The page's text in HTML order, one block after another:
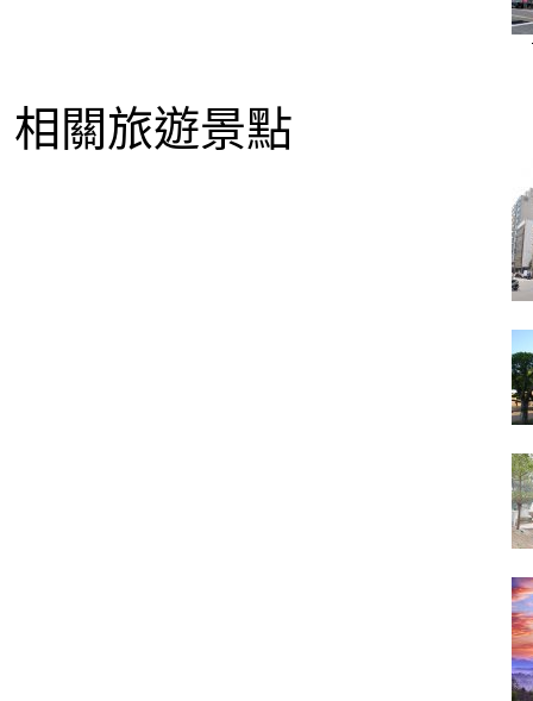
相關旅遊景點